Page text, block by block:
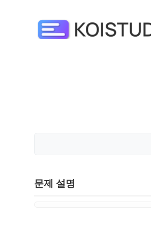
문제 설명